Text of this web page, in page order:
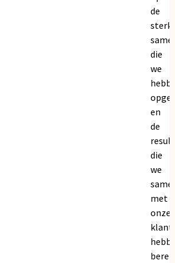
de
die
we
en
de
die
we
met
onze